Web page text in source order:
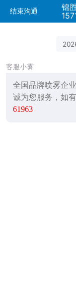
结束沟通
客服小雾
全国品牌喷雾企
诚为您服务，如
61963